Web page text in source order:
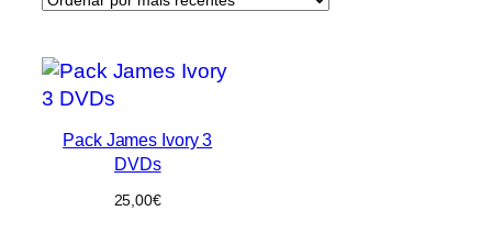
Pack James Ivory 3
DVDs
25,00€